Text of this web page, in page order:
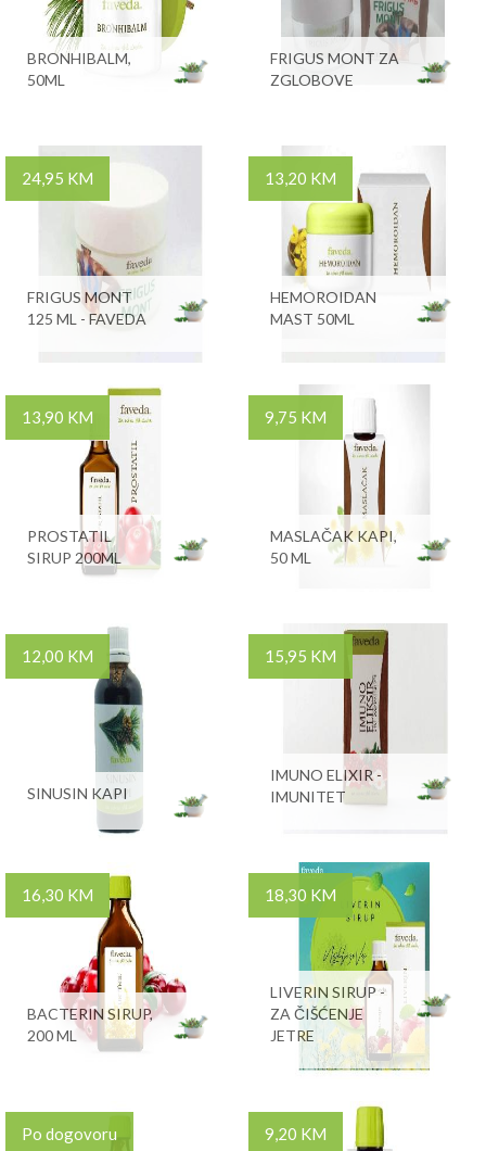
BRONHIBALM,
50ML
FRIGUS MONT ZA
ZGLOBOVE
24,95 KM
FRIGUS MONT
125 ML - FAVEDA
13,20 KM
HEMOROIDAN
MAST 50ML
13,90 KM
PROSTATIL
SIRUP 200ML
9,75 KM
MASLAČAK KAPI,
50 ML
12,00 KM
SINUSIN KAPI
15,95 KM
IMUNO ELIXIR -
IMUNITET
16,30 KM
BACTERIN SIRUP,
200 ML
18,30 KM
LIVERIN SIRUP -
ZA ČIŠĆENJE
JETRE
Po dogovoru 9,20 KM